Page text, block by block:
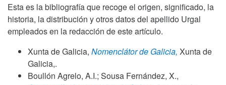
Esta es la bibliografía que recoge el origen, significado, la
historia, la distribución y otros datos del apellido Urgal
empleados en la redacción de este artículo.
Xunta de Galicia, Nomenclátor de Galicia, Xunta de
Galicia,.
Boullón Agrelo, A.I.; Sousa Fernández, X.,